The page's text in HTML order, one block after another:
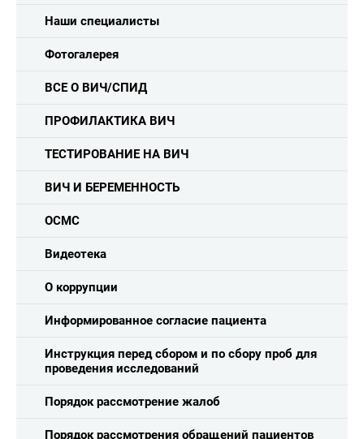
Наши специалисты
Фотогалерея
ВСЕ О ВИЧ/СПИД
ПРОФИЛАКТИКА ВИЧ
ТЕСТИРОВАНИЕ НА ВИЧ
ВИЧ И БЕРЕМЕННОСТЬ
ОСМС
Видеотека
О коррупции
Информированное согласие пациента
Инструкция перед сбором и по сбору проб для
проведения исследований
Порядок рассмотрение жалоб
Порядок рассмотрения обращений пациентов